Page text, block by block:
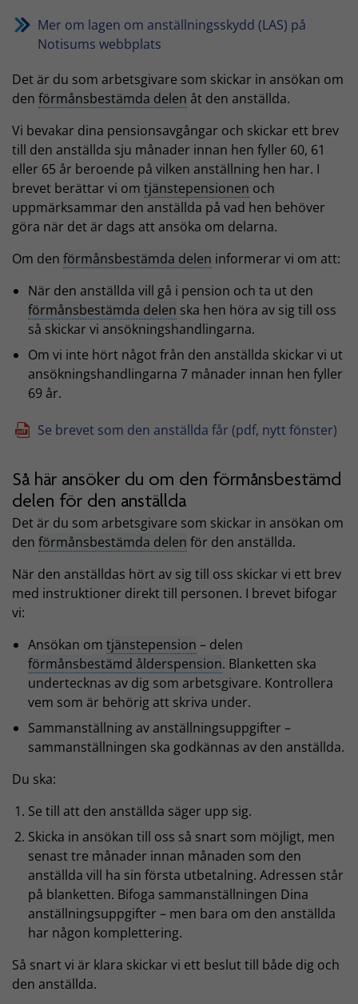
Mer om lagen om anställningsskydd (LAS) på
Notisums webbplats
Det är du som arbetsgivare som skickar in ansökan om
den förmånsbestämda delen åt den anställda.
Vi bevakar dina pensionsavgångar och skickar ett brev
till den anställda sju månader innan hen fyller 60, 61
eller 65 år beroende på vilken anställning hen har. I
brevet berättar vi om tjänstepensionen och
uppmärksammar den anställda på vad hen behöver
göra när det är dags att ansöka om delarna.
Om den förmånsbestämda delen informerar vi om att:
När den anställda vill gå i pension och ta ut den
förmånsbestämda delen ska hen höra av sig till oss
så skickar vi ansökningshandlingarna.
Om vi inte hört något från den anställda skickar vi ut
ansökningshandlingarna 7 månader innan hen fyller
69 år.
Se brevet som den anställda får (pdf, nytt fönster)
Så här ansöker du om den förmånsbestämd
delen för den anställda
Det är du som arbetsgivare som skickar in ansökan om
den förmånsbestämda delen för den anställda.
När den anställdas hört av sig till oss skickar vi ett brev
med instruktioner direkt till personen. I brevet bifogar
vi:
Ansökan om tjänstepension – delen
förmånsbestämd ålderspension. Blanketten ska
undertecknas av dig som arbetsgivare. Kontrollera
vem som är behörig att skriva under.
Sammanställning av anställningsuppgifter –
sammanställningen ska godkännas av den anställda.
Du ska:
Se till att den anställda säger upp sig.
Skicka in ansökan till oss så snart som möjligt, men
senast tre månader innan månaden som den
anställda vill ha sin första utbetalning. Adressen står
på blanketten. Bifoga sammanställningen Dina
anställningsuppgifter – men bara om den anställda
har någon komplettering.
Så snart vi är klara skickar vi ett beslut till både dig och
den anställda.